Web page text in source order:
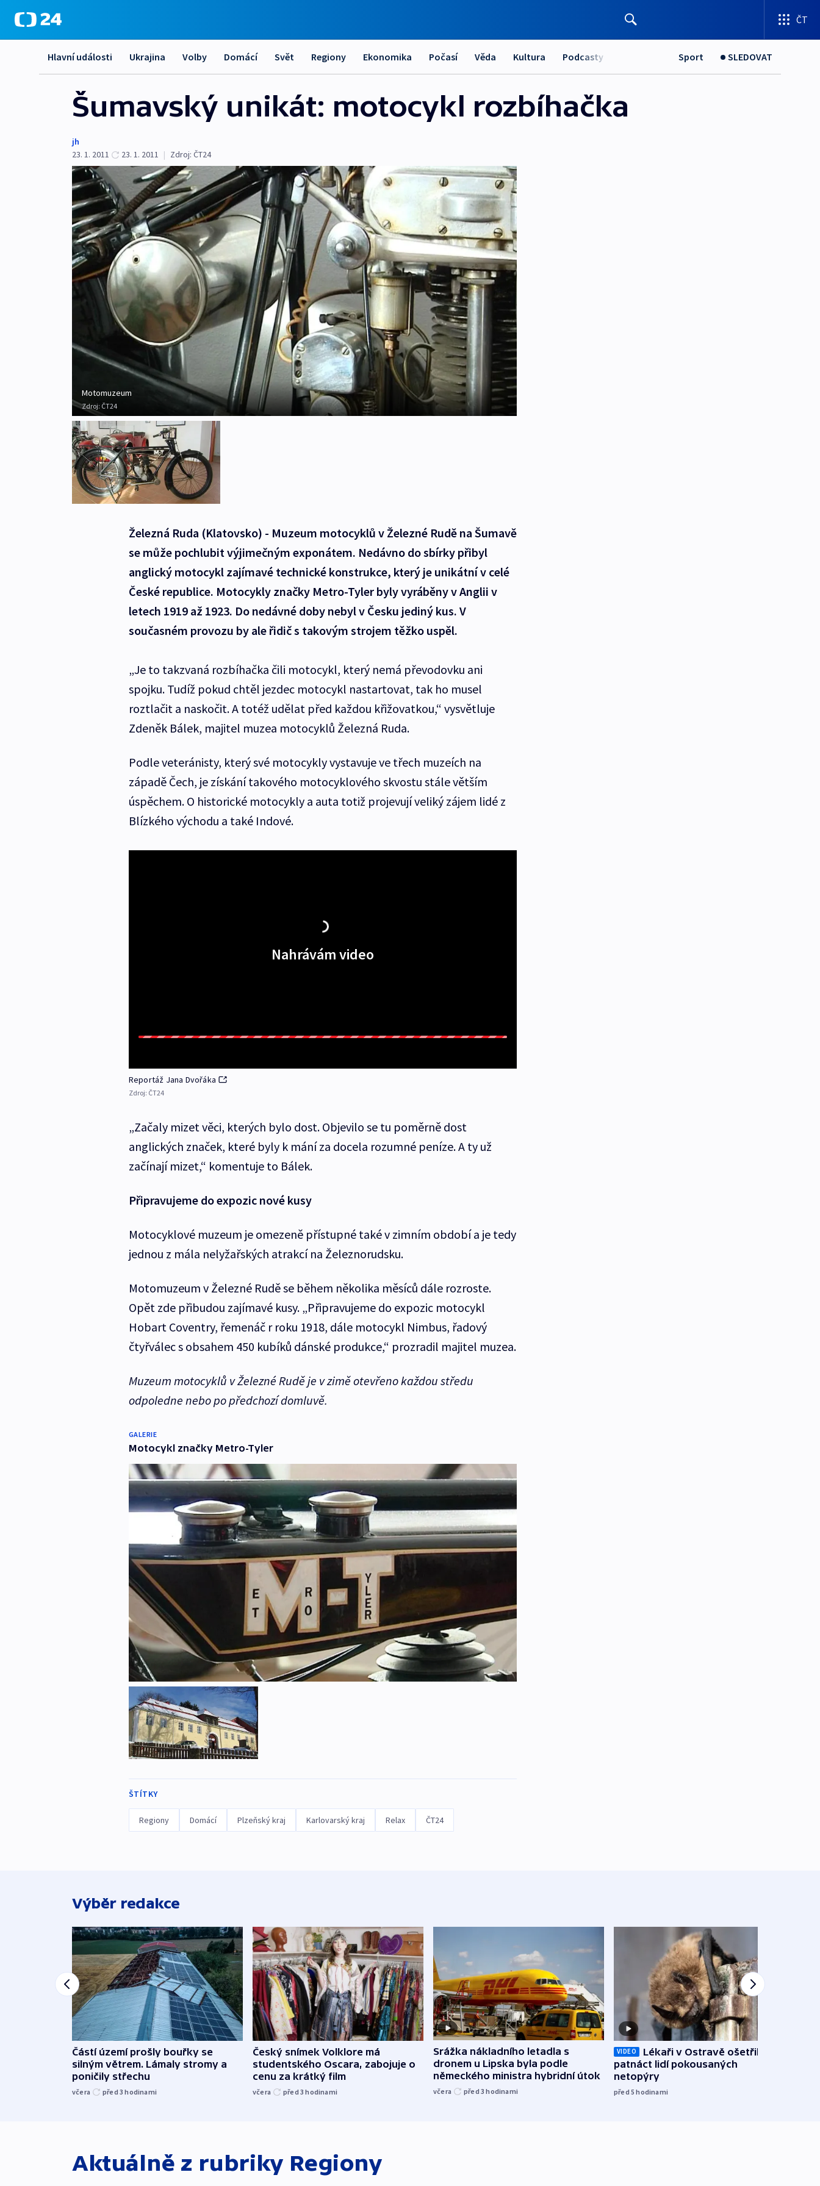
ČT
Hlavní události Ukrajina Volby Domácí Svět Regiony Ekonomika Počasí Věda Kultura Podcasty Sport SLEDOVAT
Šumavský unikát: motocykl rozbíhačka
jh
23. 1. 2011
23. 1. 2011 | Zdroj: ČT24
Motomuzeum
Zdroj: ČT24
Železná Ruda (Klatovsko) - Muzeum motocyklů v Železné Rudě na Šumavě
se může pochlubit výjimečným exponátem. Nedávno do sbírky přibyl
anglický motocykl zajímavé technické konstrukce, který je unikátní v celé
České republice. Motocykly značky Metro-Tyler byly vyráběny v Anglii v
letech 1919 až 1923. Do nedávné doby nebyl v Česku jediný kus. V
současném provozu by ale řidič s takovým strojem těžko uspěl.
„Je to takzvaná rozbíhačka čili motocykl, který nemá převodovku ani
spojku. Tudíž pokud chtěl jezdec motocykl nastartovat, tak ho musel
roztlačit a naskočit. A totéž udělat před každou křižovatkou,“ vysvětluje
Zdeněk Bálek, majitel muzea motocyklů Železná Ruda.
Podle veteránisty, který své motocykly vystavuje ve třech muzeích na
západě Čech, je získání takového motocyklového skvostu stále větším
úspěchem. O historické motocykly a auta totiž projevují veliký zájem lidé z
Blízkého východu a také Indové.
Nahrávám video
Reportáž Jana Dvořáka
Zdroj: ČT24
„Začaly mizet věci, kterých bylo dost. Objevilo se tu poměrně dost
anglických značek, které byly k mání za docela rozumné peníze. A ty už
začínají mizet,“ komentuje to Bálek.
Připravujeme do expozic nové kusy
Motocyklové muzeum je omezeně přístupné také v zimním období a je tedy
jednou z mála nelyžařských atrakcí na Železnorudsku.
Motomuzeum v Železné Rudě se během několika měsíců dále rozroste.
Opět zde přibudou zajímavé kusy. „Připravujeme do expozic motocykl
Hobart Coventry, řemenáč r roku 1918, dále motocykl Nimbus, řadový
čtyřválec s obsahem 450 kubíků dánské produkce,“ prozradil majitel muzea.
Muzeum motocyklů v Železné Rudě je v zimě otevřeno každou středu
odpoledne nebo po předchozí domluvě.
GALERIE
Motocykl značky Metro-Tyler
ŠTÍTKY
Regiony Domácí Plzeňský kraj Karlovarský kraj Relax ČT24
Výběr redakce
Částí území prošly bouřky se
silným větrem. Lámaly stromy a
poničily střechu
včera před 3hodinami
Český snímek Volklore má
studentského Oscara, zabojuje o
cenu za krátký film
včera před 3hodinami
Srážka nákladního letadla s
dronem u Lipska byla podle
německého ministra hybridní útok
včera před 3hodinami
VIDEO
Lékaři v Ostravě ošetřili už
patnáct lidí pokousaných
netopýry
před 5hodinami
Aktuálně z rubriky Regiony